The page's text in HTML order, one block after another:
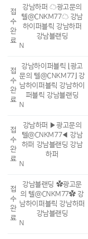
접
수
완
료
강남하퍼 ☁광고문의
텔@CNKM77☁ 강남
하이퍼블릭 강남하퍼
강남블랜딩
N
접
수
완
료
강남하이퍼블릭 ⌊광고
문의 텔@CNKM77⌋ 강
남하이퍼블릭 강남하이
퍼블릭 강남블랜딩
N
접
수
완
료
강남하퍼 ▶광고문의
텔@CNKM77◀ 강남
하퍼 강남블랜딩 강남
하퍼
N
접
수
완
료
강남블랜딩 ✿광고문
의 텔@CNKM77✿ 강
남하이퍼블릭 강남하퍼
강남블랜딩
N